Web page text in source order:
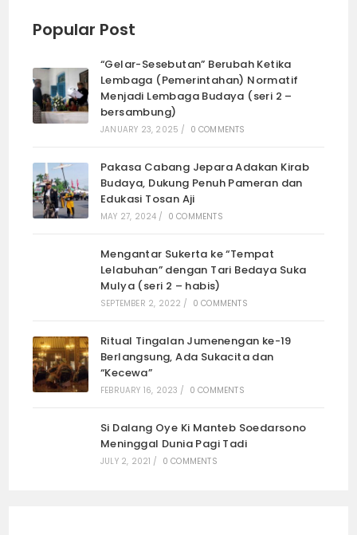
Popular Post
“Gelar-Sesebutan” Berubah Ketika
Lembaga (Pemerintahan) Normatif
Menjadi Lembaga Budaya (seri 2 –
bersambung)
JANUARY 23, 2025 / 0 COMMENTS
Pakasa Cabang Jepara Adakan Kirab
Budaya, Dukung Penuh Pameran dan
Edukasi Tosan Aji
MAY 27, 2024 / 0 COMMENTS
Mengantar Sukerta ke “Tempat
Lelabuhan” dengan Tari Bedaya Suka
Mulya (seri 2 – habis)
SEPTEMBER 2, 2022 / 0 COMMENTS
Ritual Tingalan Jumenengan ke-19
Berlangsung, Ada Sukacita dan
“Kecewa”
FEBRUARY 16, 2023 / 0 COMMENTS
Si Dalang Oye Ki Manteb Soedarsono
Meninggal Dunia Pagi Tadi
JULY 2, 2021 / 0 COMMENTS